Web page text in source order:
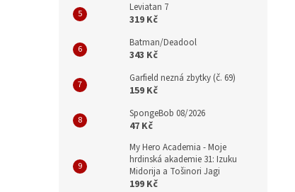
Leviatan 7
319 Kč
Batman/Deadool
343 Kč
Garfield nezná zbytky (č. 69)
159 Kč
SpongeBob 08/2026
47 Kč
My Hero Academia - Moje
hrdinská akademie 31: Izuku
Midorija a Tošinori Jagi
199 Kč